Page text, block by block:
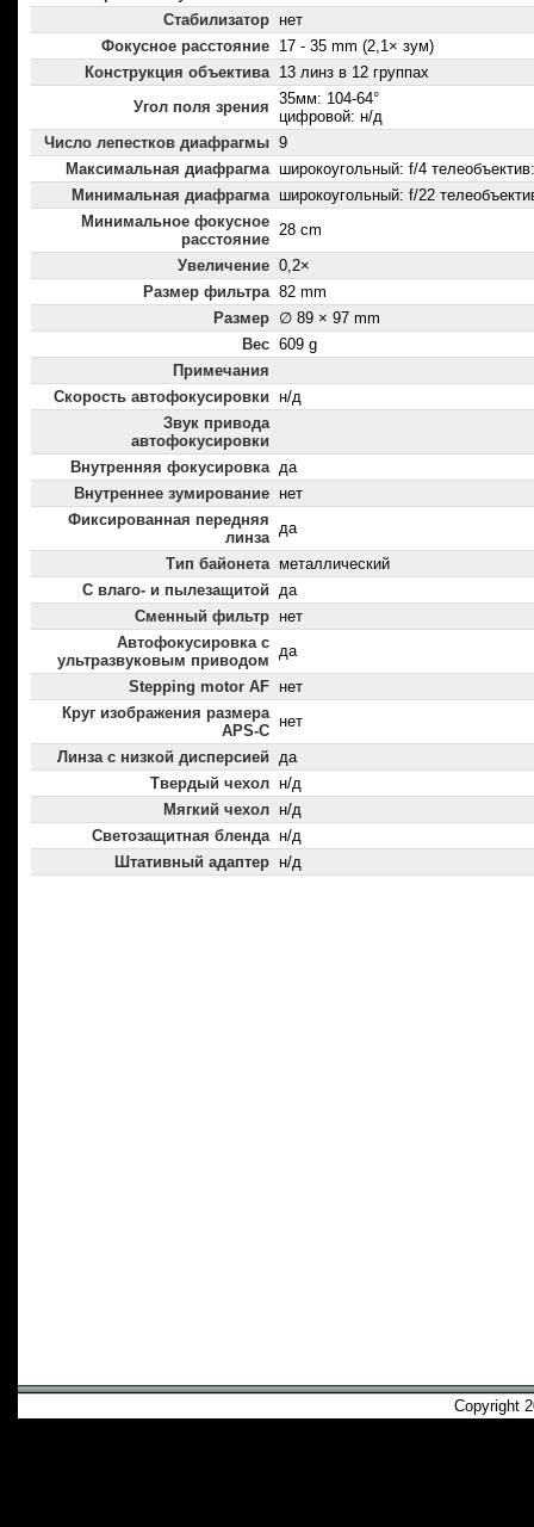
Стабилизатор нет
Фокусное расстояние 17 - 35 mm (2,1× зум)
Конструкция объектива 13 линз в 12 группах
Угол поля зрения 35мм: 104-64°
цифровой: н/д
Число лепестков диафрагмы 9
Максимальная диафрагма широкоугольный: f/4
Минимальная диафрагма широкоугольный: f/22
Минимальное фокусное
расстояние
28 cm
Увеличение 0,2×
Размер фильтра 82 mm
Размер ∅ 89 × 97 mm
Вес 609 g
Примечания
Скорость автофокусировки н/д
Звук привода
автофокусировки
Внутренняя фокусировка да
Внутреннее зумирование нет
Фиксированная передняя
линза
да
Тип байонета металлический
С влаго- и пылезащитой да
Сменный фильтр нет
Автофокусировка с
ультразвуковым приводом
да
Stepping motor AF нет
Круг изображения размера
APS-C
нет
Линза с низкой дисперсией да
Твердый чехол н/д
Мягкий чехол н/д
Светозащитная бленда н/д
Штативный адаптер н/д
Copyright